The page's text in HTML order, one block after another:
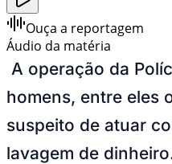
Ouça a reportagem
Áudio da matéria
A operação da
homens, entre eles
suspeito de atuar
lavagem de